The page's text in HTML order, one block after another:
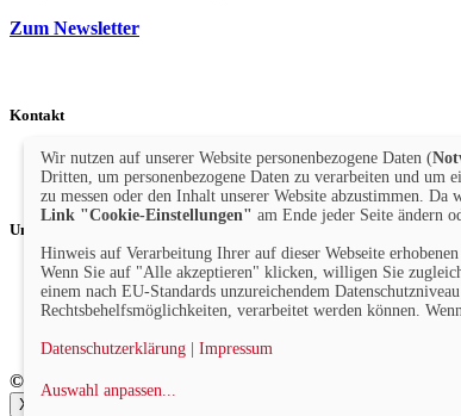
Zum Newsletter
Kontakt
Telefon: +49 (0)711 2585563-0
E-Mail: info@bauelemente-bau.eu
Unternehmen
Impressum
Datenschutz
Cookie-Einstellungen
AGB
© Verlag für Fachpublizistik GmbH
X
Wir nutzen auf unserer Website personenbezogene Daten (
Dritten, um personenbezogene Daten zu verarbeiten und
zu messen oder den Inhalt unserer Website abzustimmen.
Link "Cookie-Einstellungen" am Ende jeder Seite ändern
Hinweis auf Verarbeitung Ihrer auf dieser Webseite
Wenn Sie auf "Alle akzeptieren" klicken, willigen Sie
einem nach EU-Standards unzureichendem
Rechtsbehelfsmöglichkeiten, verarbeitet werden können.
Datenschutzerklärung Impressum
Auswahl anpassen...